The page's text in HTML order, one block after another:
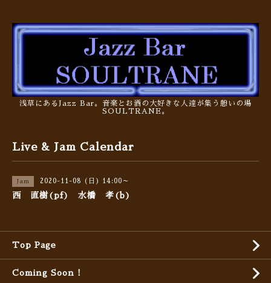
浅草にあるJazz Bar。音楽とお酒の大好きな人達が集う憩いの場
SOULTRANE。
Live & Jam Calendar
Jam 2020-11-08 (日) 14:00～
西 直樹(pf) 水橋 孝(b)
Top Page
Coming Soon !